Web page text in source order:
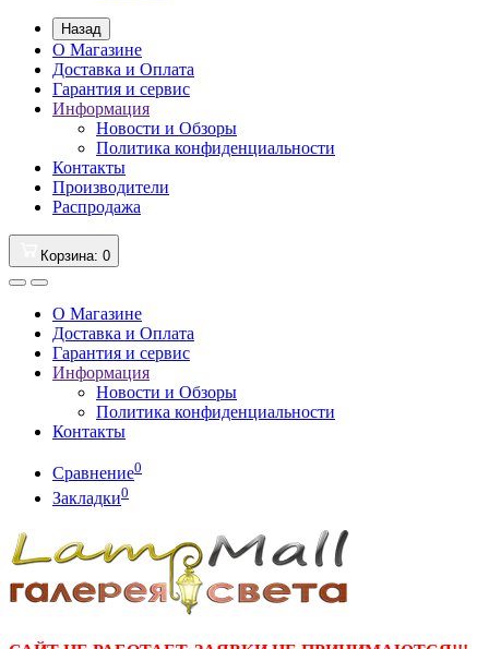
Назад
О Магазине
Доставка и Оплата
Гарантия и сервис
Информация
Новости и Обзоры
Политика конфиденциальности
Контакты
Производители
Распродажа
Корзина: 0
О Магазине
Доставка и Оплата
Гарантия и сервис
Информация
Новости и Обзоры
Политика конфиденциальности
Контакты
Сравнение0
Закладки0